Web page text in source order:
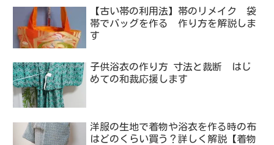
【古い帯の利用法】帯のリメイク 袋
帯でバッグを作る 作り方を解説しま
す
子供浴衣の作り方 寸法と裁断 はじ
めての和裁応援します
洋服の生地で着物や浴衣を作る時の布
はどのくらい買う？詳しく解説【着物